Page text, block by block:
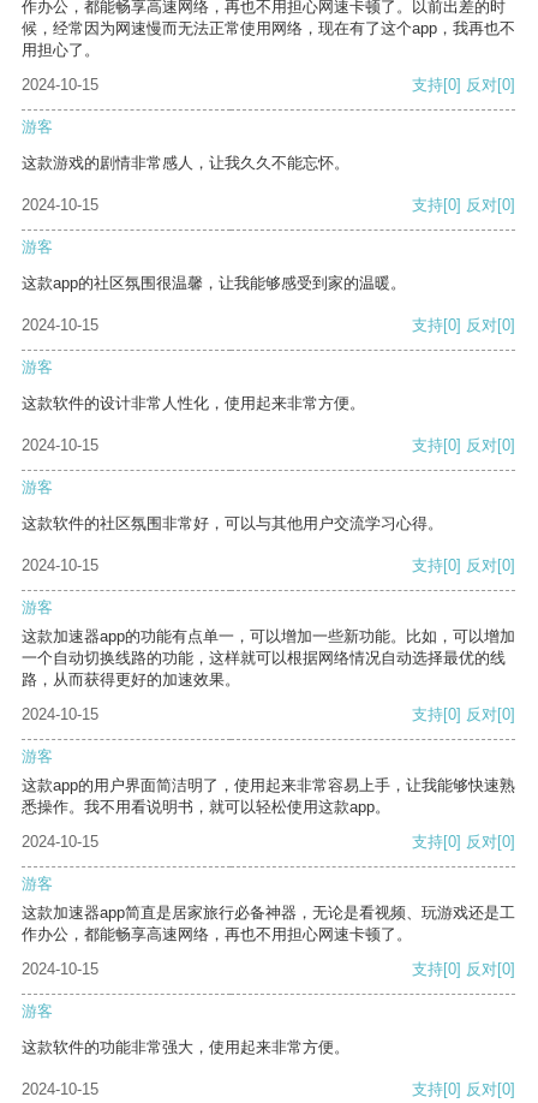
作办公，都能畅享高速网络，再也不用担心网速卡顿了。以前出差的时
候，经常因为网速慢而无法正常使用网络，现在有了这个app，我再也不
用担心了。
2024-10-15
支持[0] 反对[0]
游客
这款游戏的剧情非常感人，让我久久不能忘怀。
2024-10-15 支持[0] 反对[0]
游客
这款app的社区氛围很温馨，让我能够感受到家的温暖。
2024-10-15 支持[0] 反对[0]
游客
这款软件的设计非常人性化，使用起来非常方便。
2024-10-15 支持[0] 反对[0]
游客
这款软件的社区氛围非常好，可以与其他用户交流学习心得。
2024-10-15 支持[0] 反对[0]
游客
这款加速器app的功能有点单一，可以增加一些新功能。比如，可以增加
一个自动切换线路的功能，这样就可以根据网络情况自动选择最优的线
路，从而获得更好的加速效果。
2024-10-15
支持[0] 反对[0]
游客
这款app的用户界面简洁明了，使用起来非常容易上手，让我能够快速熟
悉操作。我不用看说明书，就可以轻松使用这款app。
2024-10-15
支持[0] 反对[0]
游客
这款加速器app简直是居家旅行必备神器，无论是看视频、玩游戏还是工
作办公，都能畅享高速网络，再也不用担心网速卡顿了。
2024-10-15
支持[0] 反对[0]
游客
这款软件的功能非常强大，使用起来非常方便。
2024-10-15 支持[0] 反对[0]